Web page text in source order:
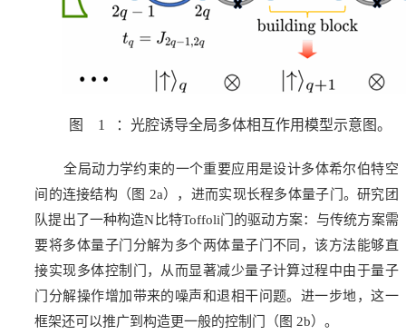
图 1 ：光腔诱导全局多体相互作用模型示意图。
全局动力学约束的一个重要应用是设计多体希尔伯特空
间的连接结构（图 2a），进而实现长程多体量子门。研究团
队提出了一种构造N比特Toffoli门的驱动方案：与传统方案需
要将多体量子门分解为多个两体量子门不同，该方法能够直
接实现多体控制门，从而显著减少量子计算过程中由于量子
门分解操作增加带来的噪声和退相干问题。进一步地，这一
框架还可以推广到构造更一般的控制门（图 2b）。